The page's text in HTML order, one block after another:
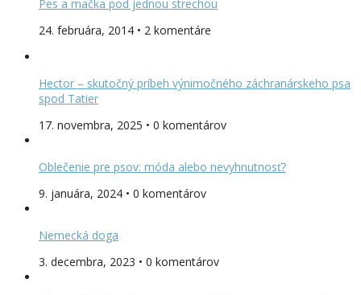
Pes a mačka pod jednou strechou
24. februára, 2014 • 2 komentáre
Hector – skutočný príbeh výnimočného záchranárskeho psa
spod Tatier
17. novembra, 2025 • 0 komentárov
Oblečenie pre psov: móda alebo nevyhnutnosť?
9. januára, 2024 • 0 komentárov
Nemecká doga
3. decembra, 2023 • 0 komentárov